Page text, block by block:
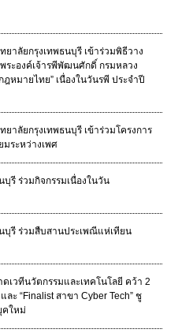
าลัยกรุงเทพธนบุรี เข้าร่วมพิธีวาง
ระองค์เจ้ารพีพัฒนศักดิ์ กรมหลวง
หมายไทย” เนื่องในวันรพี ประจำปี
าลัยกรุงเทพธนบุรี เข้าร่วมโครงการ
มระหว่างเพศ
รี ร่วมกิจกรรมเนื่องในวัน
บุรี ร่วมสืบสานประเพณีแห่เทียน
เวทีนวัตกรรมและเทคโนโลยี คว้า 2
ละ “Finalist สาขา Cyber Tech” ชู
คใหม่